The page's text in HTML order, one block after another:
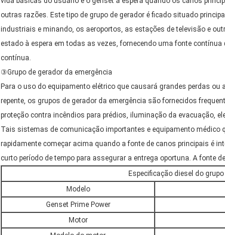
outras razões. Este tipo de grupo de gerador é ficado situado
industriais e minando, os aeroportos, as estações de televisão e
estado à espera em todas as vezes, fornecendo uma fonte
contínua.
③Grupo de gerador da emergência
Para o uso do equipamento elétrico que causará grandes perdas
repente, os grupos de gerador da emergência são fornecidos
proteção contra incêndios para prédios, iluminação da evacuação,
Tais sistemas de comunicação importantes e equipamento médico
rapidamente começar acima quando a fonte de canos principais é
curto período de tempo para assegurar a entrega oportuna. A fonte
Especificação diesel do
Modelo
Genset Prime Power
Motor